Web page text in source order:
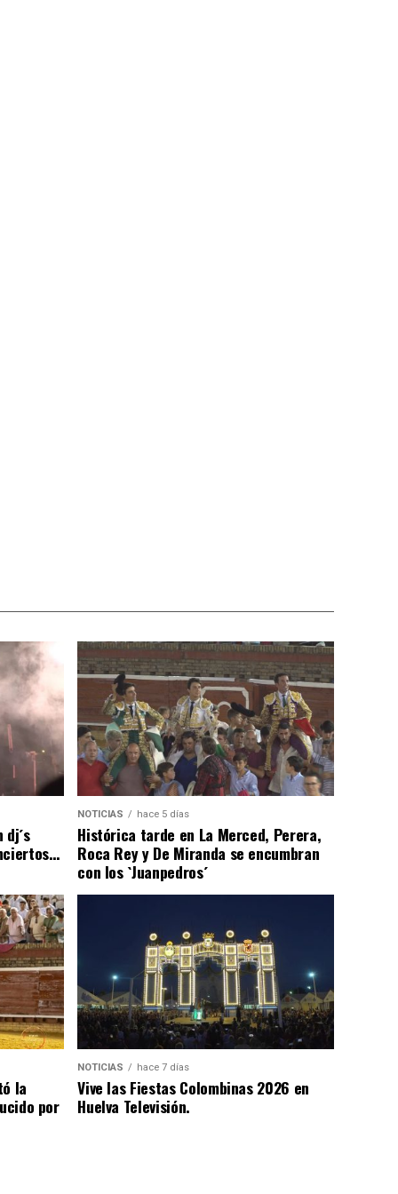
NOTICIAS hace 5 días
Histórica tarde en La Merced, Perera,
Roca Rey y De Miranda se encumbran
con los `Juanpedros´
la
por
NOTICIAS hace 7 días
Vive las Fiestas Colombinas 2026 en
Huelva Televisión.